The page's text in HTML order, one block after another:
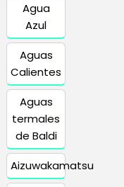
Agua
Azul
Aguas
Calientes
Aguas
termales
de Baldi
Aizuwakamatsu